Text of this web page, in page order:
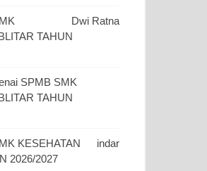
Dwi Ratna
TAHUN
SPMB SMK
TAHUN
indar
KESEHATAN
2026/2027